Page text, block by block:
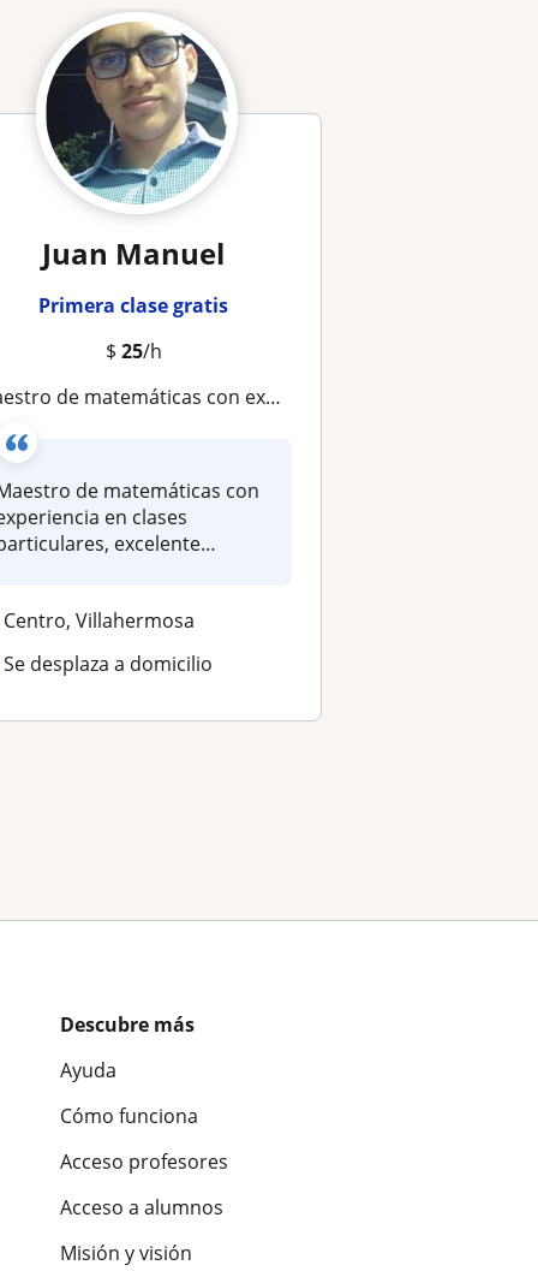
Juan Manuel
Primera clase gratis
$ 25/h
de matemáticas con experiencia en clases particulares, excelente conocimiento para impartir para niños y para jóvenes
de matemáticas con
en clases
excelente
Centro, Villahermosa
Se desplaza a domicilio
Descubre más
Ayuda
Cómo funciona
Acceso profesores
Acceso a alumnos
Misión y visión